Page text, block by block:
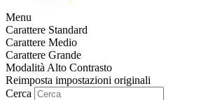
Menu
Carattere Standard
Carattere Medio
Carattere Grande
Modalità Alto Contrasto
Reimposta impostazioni originali
Cerca